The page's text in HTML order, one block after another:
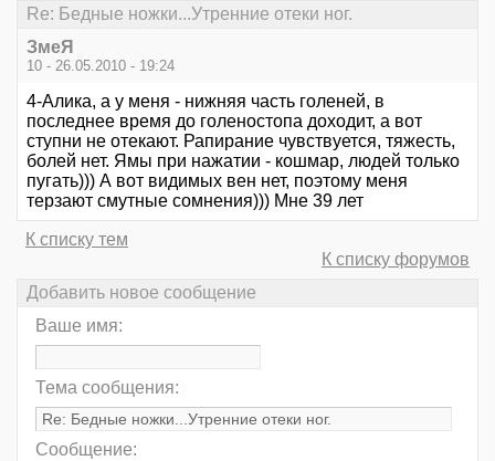
Re: Бедные ножки...Утренние отеки ног.
ЗмеЯ
10 - 26.05.2010 - 19:24
4-Алика, а у меня - нижняя часть голеней, в
последнее время до голеностопа доходит, а вот
ступни не отекают. Рапирание чувствуется, тяжесть,
болей нет. Ямы при нажатии - кошмар, людей только
пугать))) А вот видимых вен нет, поэтому меня
терзают смутные сомнения))) Мне 39 лет
К списку тем
К списку форумов
Добавить новое сообщение
Ваше имя:
Тема сообщения:
Сообщение: